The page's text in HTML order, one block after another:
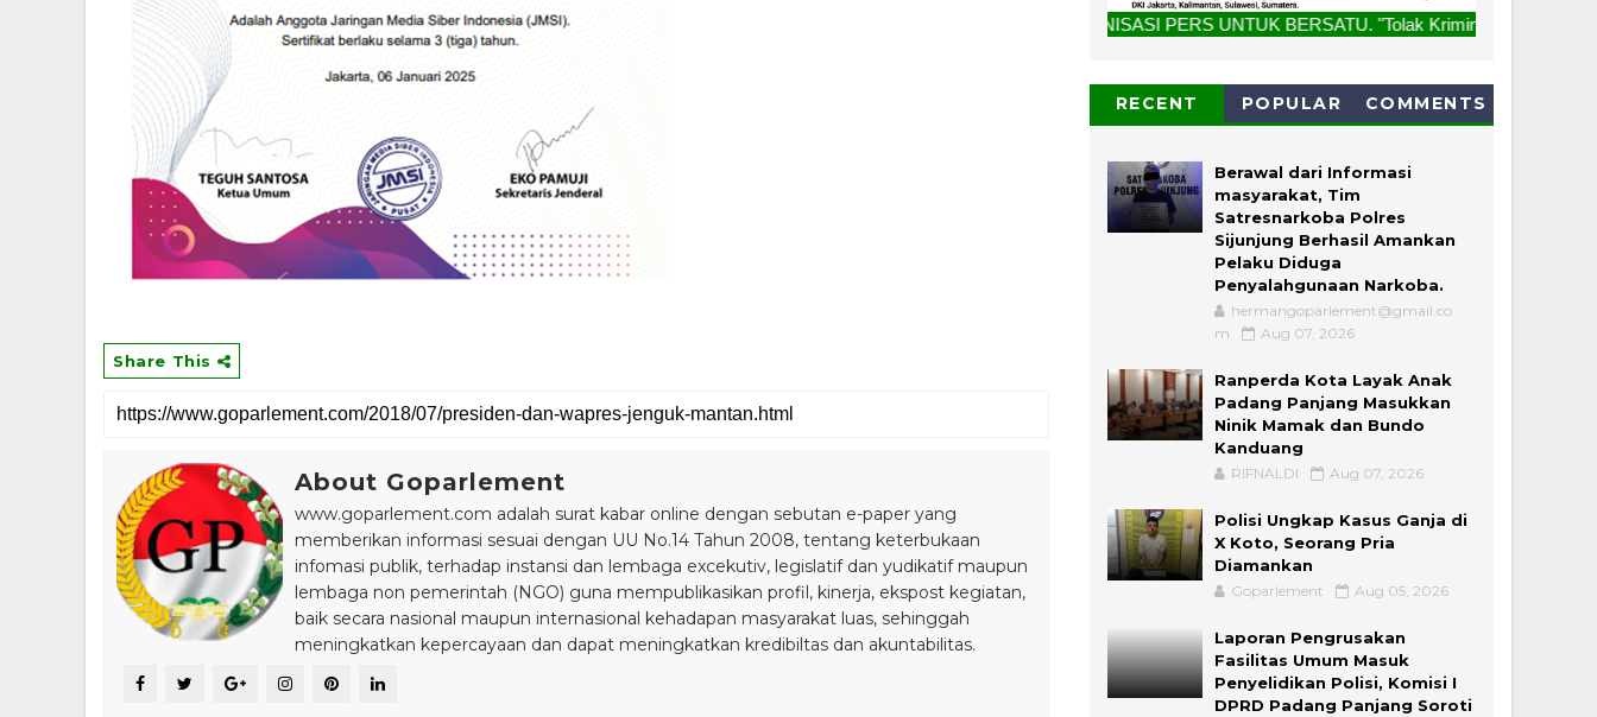
Share This
About Goparlement
www.goparlement.com adalah surat kabar online dengan sebutan e-paper yang
memberikan informasi sesuai dengan UU No.14 Tahun 2008, tentang keterbukaan
infomasi publik, terhadap instansi dan lembaga excekutiv, legislatif dan yudikatif maupun
lembaga non pemerintah (NGO) guna mempublikasikan profil, kinerja, ekspost kegiatan,
baik secara nasional maupun internasional kehadapan masyarakat luas, sehinggah
meningkatkan kepercayaan dan dapat meningkatkan kredibiltas dan akuntabilitas.
SERUAN LEMBAGA & ORGANISASI PERS UNTUK BERSATU. "Tolak Kriminalisasi Jurnalis, Rekan
RECENT POPULAR COMMENTS
Berawal dari Informasi
masyarakat, Tim
Satresnarkoba Polres
Sijunjung Berhasil Amankan
Pelaku Diduga
Penyalahgunaan Narkoba.
hermangoparlement@gmail.co
m
Aug 07, 2026
Ranperda Kota Layak Anak
Padang Panjang Masukkan
Ninik Mamak dan Bundo
Kanduang
RIFNALDI Aug 07, 2026
Polisi Ungkap Kasus Ganja di
X Koto, Seorang Pria
Diamankan
Goparlement Aug 05, 2026
Laporan Pengrusakan
Fasilitas Umum Masuk
Penyelidikan Polisi, Komisi I
DPRD Padang Panjang Soroti